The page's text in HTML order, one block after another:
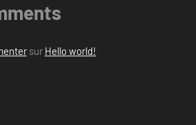
sur Hello world!